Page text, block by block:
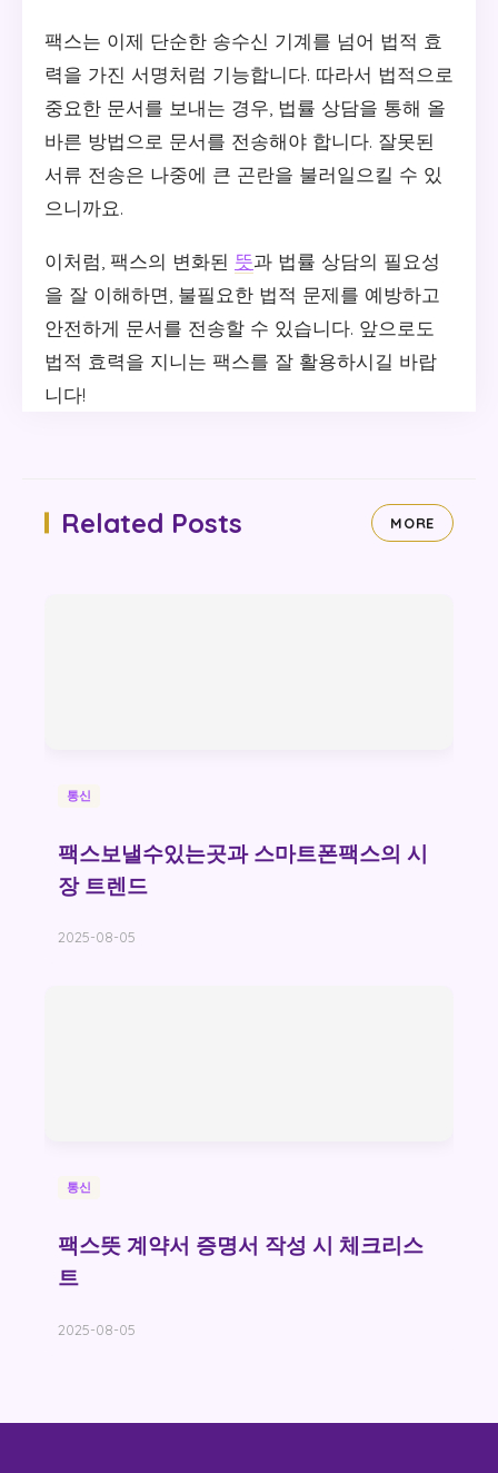
팩스는 이제 단순한 송수신 기계를 넘어 법적 효
력을 가진 서명처럼 기능합니다. 따라서 법적으로
중요한 문서를 보내는 경우, 법률 상담을 통해 올
바른 방법으로 문서를 전송해야 합니다. 잘못된
서류 전송은 나중에 큰 곤란을 불러일으킬 수 있
으니까요.
이처럼, 팩스의 변화된 뜻과 법률 상담의 필요성
을 잘 이해하면, 불필요한 법적 문제를 예방하고
안전하게 문서를 전송할 수 있습니다. 앞으로도
법적 효력을 지니는 팩스를 잘 활용하시길 바랍
니다!
Related Posts MORE
통신
팩스보낼수있는곳과 스마트폰팩스의 시
장 트렌드
2025-08-05
통신
팩스뜻 계약서 증명서 작성 시 체크리스
트
2025-08-05